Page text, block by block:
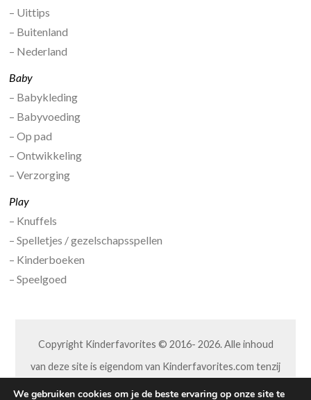
– Uittips
– Buitenland
– Nederland
Baby
– Babykleding
– Babyvoeding
– Op pad
– Ontwikkeling
– Verzorging
Play
– Knuffels
– Spelletjes / gezelschapsspellen
– Kinderboeken
– Speelgoed
Copyright Kinderfavorites © 2016- 2026. Alle inhoud
van deze site is eigendom van Kinderfavorites.com tenzij
anders aangegeven. Niets van deze site mag op welke
We gebruiken cookies om je de beste ervaring op onze site te